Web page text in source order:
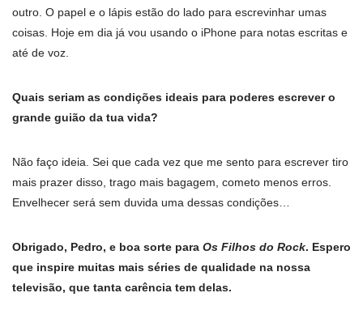
outro. O papel e o lápis estão do lado para escrevinhar umas
coisas. Hoje em dia já vou usando o iPhone para notas escritas e
até de voz.
Quais seriam as condições ideais para poderes escrever o
grande guião da tua vida?
Não faço ideia. Sei que cada vez que me sento para escrever tiro
mais prazer disso, trago mais bagagem, cometo menos erros.
Envelhecer será sem duvida uma dessas condições…
Obrigado, Pedro, e boa sorte para Os Filhos do Rock. Espero
que inspire muitas mais séries de qualidade na nossa
televisão, que tanta carência tem delas.